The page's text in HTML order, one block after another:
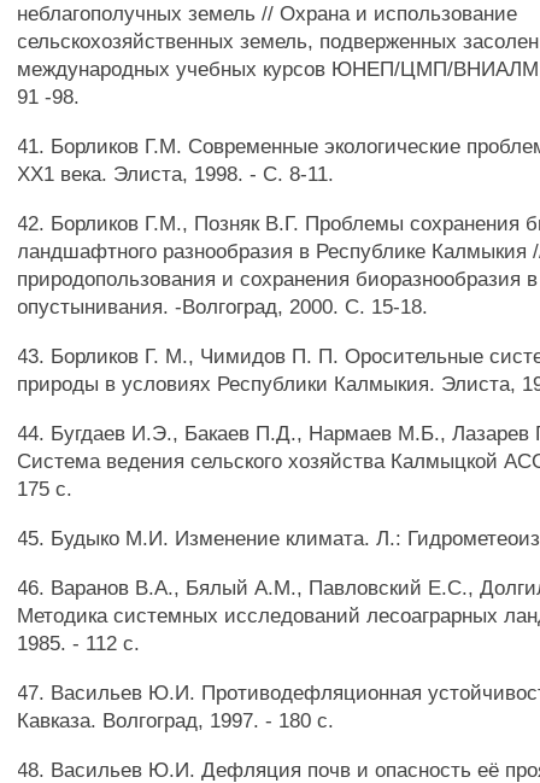
неблагополучных земель // Охрана и использование
сельскохозяйственных земель, подверженных
международных учебных курсов ЮНЕП/ЦМП/
91 -98.
41. Борликов Г.М. Современные экологические
ХХ1 века. Элиста, 1998. - С. 8-11.
42. Борликов Г.М., Позняк В.Г. Проблемы сохранения
ландшафтного разнообразия в Республике
природопользования и сохранения биоразнообразия
опустынивания. -Волгоград, 2000. С. 15-18.
43. Борликов Г. М., Чимидов П. П. Оросительные
природы в условиях Республики Калмыкия. Элиста,
44. Бугдаев И.Э., Бакаев П.Д., Нармаев М.Б., Лазарев
Система ведения сельского хозяйства Калмыцкой
175 с.
45. Будыко М.И. Изменение климата. Л.:
46. Варанов В.А., Бялый A.M., Павловский Е.С.,
Методика системных исследований лесоаграрных
1985. - 112 с.
47. Васильев Ю.И. Противодефляционная
Кавказа. Волгоград, 1997. - 180 с.
48. Васильев Ю.И. Дефляция почв и опасность её